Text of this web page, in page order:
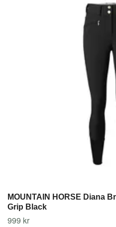
MOUNTAIN HORSE Diana
Grip Black
999 kr